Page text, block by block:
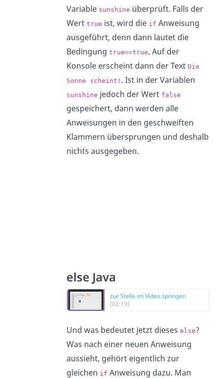
Variable sunshine überprüft. Falls der
Wert true ist, wird die if Anweisung
ausgeführt, denn dann lautet die
Bedingung true==true. Auf der
Konsole erscheint dann der Text Die
Sonne scheint! . Ist in der Variablen
sunshine jedoch der Wert false
gespeichert, dann werden alle
Anweisungen in den geschweiften
Klammern übersprungen und deshalb
nichts ausgegeben.
else Java
zur Stelle im Video springen
(02:13)
Und was bedeutet jetzt dieses else?
Was nach einer neuen Anweisung
aussieht, gehört eigentlich zur
gleichen if Anweisung dazu. Man